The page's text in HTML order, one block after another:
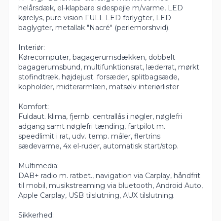
helårsdæk, el-klapbare sidespejle m/varme, LED
kørelys, pure vision FULL LED forlygter, LED
baglygter, metallak "Nacré" (perlemorshvid).
Interiør:
Kørecomputer, bagagerumsdækken, dobbelt
bagagerumsbund, multifunktionsrat, læderrat, mørkt
stofindtræk, højdejust. forsæder, splitbagsæde,
kopholder, midterarmlæn, matsølv interiørlister
Komfort:
Fuldaut. klima, fjernb. centrallås i nøgler, nøglefri
adgang samt nøglefri tænding, fartpilot m.
speedlimit i rat, udv. temp. måler, flertrins
sædevarme, 4x el-ruder, automatisk start/stop.
Multimedia:
DAB+ radio m. ratbet., navigation via Carplay, håndfrit
til mobil, musikstreaming via bluetooth, Android Auto,
Apple Carplay, USB tilslutning, AUX tilslutning.
Sikkerhed: